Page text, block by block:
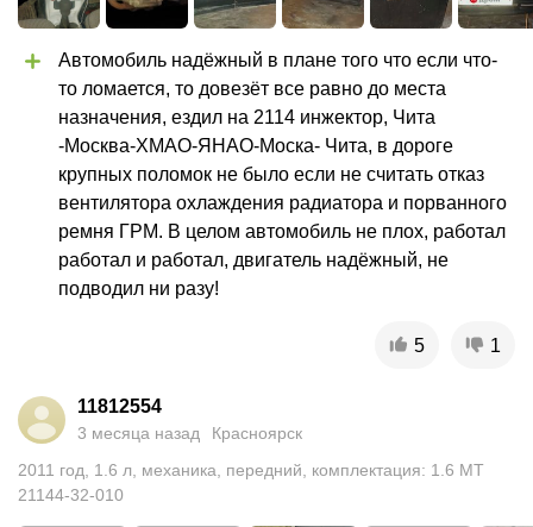
Автомобиль надёжный в плане того что если что-
то ломается, то довезёт все равно до места
назначения, ездил на 2114 инжектор, Чита
-Москва-ХМАО-ЯНАО-Моска- Чита, в дороге
крупных поломок не было если не считать отказ
вентилятора охлаждения радиатора и порванного
ремня ГРМ. В целом автомобиль не плох, работал
работал и работал, двигатель надёжный, не
подводил ни разу!
5 1
11812554
3 месяца назад
Красноярск
2011 год 1.6 л механика передний
комплектация: 1.6 MT
21144-32-010